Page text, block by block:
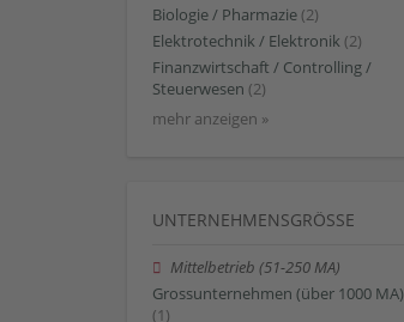
Biologie / Pharmazie (2)
Elektrotechnik / Elektronik (2)
Finanzwirtschaft / Controlling /
Steuerwesen (2)
mehr anzeigen »
UNTERNEHMENSGRÖSSE
Mittelbetrieb (51-250 MA)
Grossunternehmen (über 1000 MA)
(1)